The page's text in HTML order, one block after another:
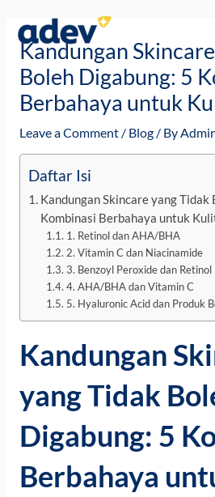
content
Kandungan
Boleh Digabung: 5
Berbahaya untuk
Leave a Comment / Blog/ By
Daftar Isi
Kandungan Skincare yang Tidak
Kombinasi Berbahaya untuk
1. Retinol dan AHA/BHA
2. Vitamin C dan Niacinamide
3. Benzoyl Peroxide dan Retinol
4. AHA/BHA dan Vitamin C
5. Hyaluronic Acid dan Produk
Kandungan
yang Tidak
Digabung: 5
Berbahaya
navigation